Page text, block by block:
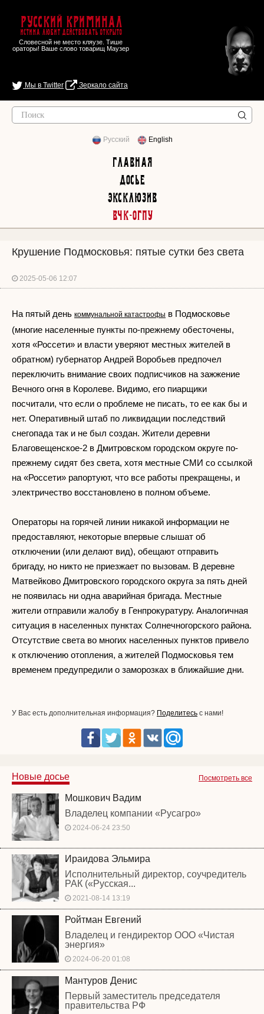
Русский Криминал
Истина любит действовать открыто
Словесной не место кляузе. Тише
ораторы! Ваше слово товарищ Маузер
Мы в Twitter Зеркало сайта
Русский English
Главная
Досье
Эксклюзив
ВЧК-ОГПУ
Крушение Подмосковья: пятые сутки без света
2025-05-06 12:07
На пятый день коммунальной катастрофы в Подмосковье
(многие населенные пункты по-прежнему обесточены,
хотя «Россети» и власти уверяют местных жителей в
обратном) губернатор Андрей Воробьев предпочел
переключить внимание своих подписчиков на зажжение
Вечного огня в Королеве. Видимо, его пиарщики
посчитали, что если о проблеме не писать, то ее как бы и
нет. Оперативный штаб по ликвидации последствий
снегопада так и не был создан. Жители деревни
Благовещенское-2 в Дмитровском городском округе по-
прежнему сидят без света, хотя местные СМИ со ссылкой
на «Россети» рапортуют, что все работы прекращены, и
электричество восстановлено в полном объеме.
Операторы на горячей линии никакой информации не
предоставляют, некоторые впервые слышат об
отключении (или делают вид), обещают отправить
бригаду, но никто не приезжает по вызовам. В деревне
Матвейково Дмитровского городского округа за пять дней
не появилась ни одна аварийная бригада. Местные
жители отправили жалобу в Генпрокуратуру. Аналогичная
ситуация в населенных пунктах Солнечногорского района.
Отсутствие света во многих населенных пунктов привело
к отключению отопления, а жителей Подмосковья тем
временем предупредили о заморозках в ближайшие дни.
У Вас есть дополнительная информация? Поделитесь с нами!
Посмотреть все
Новые досье
Мошкович Вадим
Владелец компании «Русагро»
2024-06-24 23:50
Ираидова Эльмира
Исполнительный директор, соучредитель
РАК («Русская...
2021-08-14 13:19
Ройтман Евгений
Владелец и гендиректор ООО «Чистая
энергия»
2024-06-20 01:08
Мантуров Денис
Первый заместитель председателя
правительства РФ